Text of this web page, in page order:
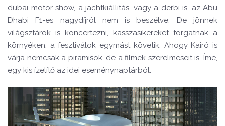
dubai motor show, a jachtkiállítás, vagy a derbi is, az Abu
Dhabi F1-es nagydíjról nem is beszélve. De jönnek
világsztárok is koncertezni, kasszasikereket forgatnak a
környéken, a fesztiválok egymást követik. Ahogy Kairó is
várja nemcsak a piramisok, de a filmek szerelmeseit is. Íme,
egy kis ízelítő az idei eseménynaptárból.